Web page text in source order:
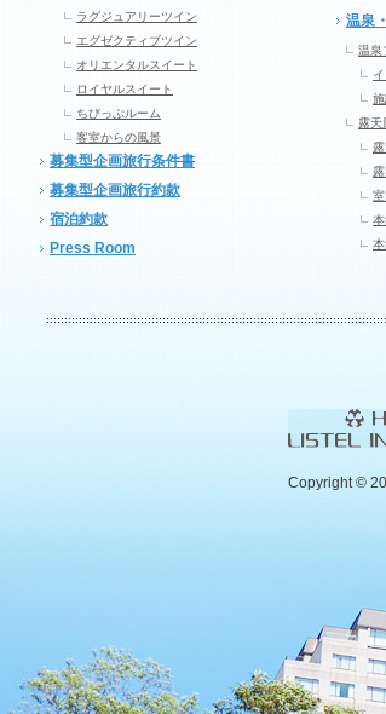
ラグジュアリーツイン
エグゼクティブツイン
オリエンタルスイート
ロイヤルスイート
ちびっぷルーム
客室からの風景
募集型企画旅行条件書
募集型企画旅行約款
宿泊約款
Press Room
温泉
温泉
露天
Copyright ©